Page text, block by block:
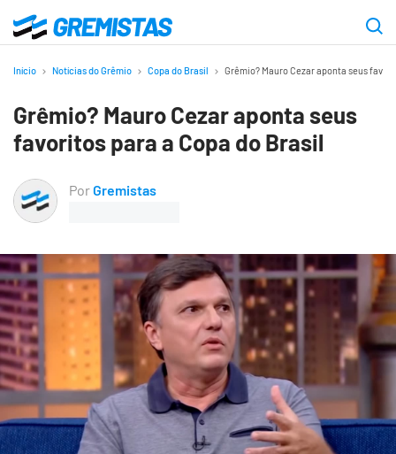
para
principal
Gremistas
Início Notícias do Grêmio Copa do Brasil Grêmio? Mauro Cezar aponta seus
Grêmio? Mauro Cezar aponta seus
favoritos para a Copa do Brasil
PorGremistas